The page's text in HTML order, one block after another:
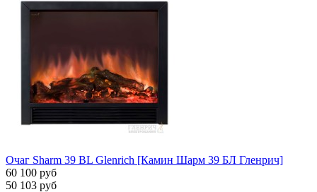
Очаг Sharm 39 BL Glenrich [Камин Шарм 39 БЛ Гленрич]
60 100 руб
50 103 руб